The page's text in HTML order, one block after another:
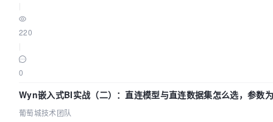
220
0
Wyn嵌入式BI实战（二）：直连模型与直连数据集怎么选，参数
效？| 葡萄城技术团队
葡萄城技术团队